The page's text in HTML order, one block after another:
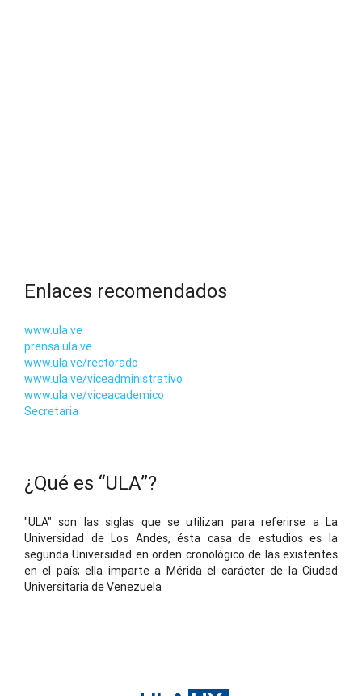
Enlaces recomendados
www.ula.ve
prensa.ula.ve
www.ula.ve/rectorado
www.ula.ve/viceadministrativo
www.ula.ve/viceacademico
Secretaria
¿Qué es “ULA”?
"ULA" son las siglas que se utilizan para referirse a La
Universidad de Los Andes, ésta casa de estudios es la
segunda Universidad en orden cronológico de las existentes
en el país; ella imparte a Mérida el carácter de la Ciudad
Universitaria de Venezuela